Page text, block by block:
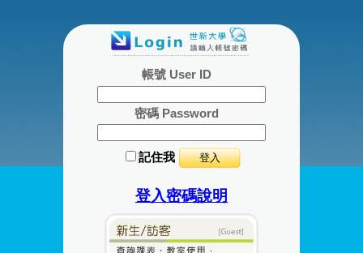
帳號 User ID
密碼 Password
記住我
登入密碼說明